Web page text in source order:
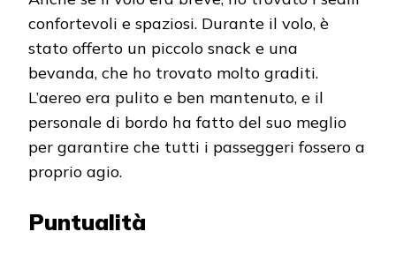
confortevoli e spaziosi. Durante il volo, è
stato offerto un piccolo snack e una
bevanda, che ho trovato molto graditi.
L’aereo era pulito e ben mantenuto, e il
personale di bordo ha fatto del suo meglio
per garantire che tutti i passeggeri fossero a
proprio agio.
Puntualità